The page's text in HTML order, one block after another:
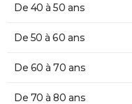
De 40 à 50 ans
De 50 à 60 ans
De 60 à 70 ans
De 70 à 80 ans